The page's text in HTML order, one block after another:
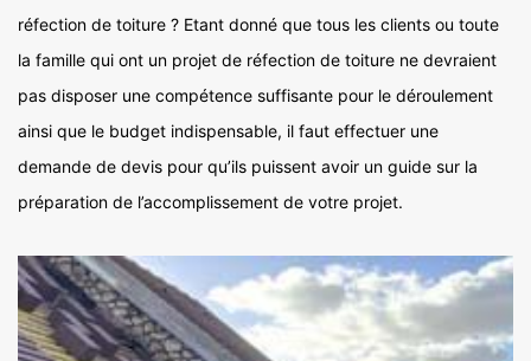
réfection de toiture ? Etant donné que tous les clients ou toute
la famille qui ont un projet de réfection de toiture ne devraient
pas disposer une compétence suffisante pour le déroulement
ainsi que le budget indispensable, il faut effectuer une
demande de devis pour qu’ils puissent avoir un guide sur la
préparation de l’accomplissement de votre projet.